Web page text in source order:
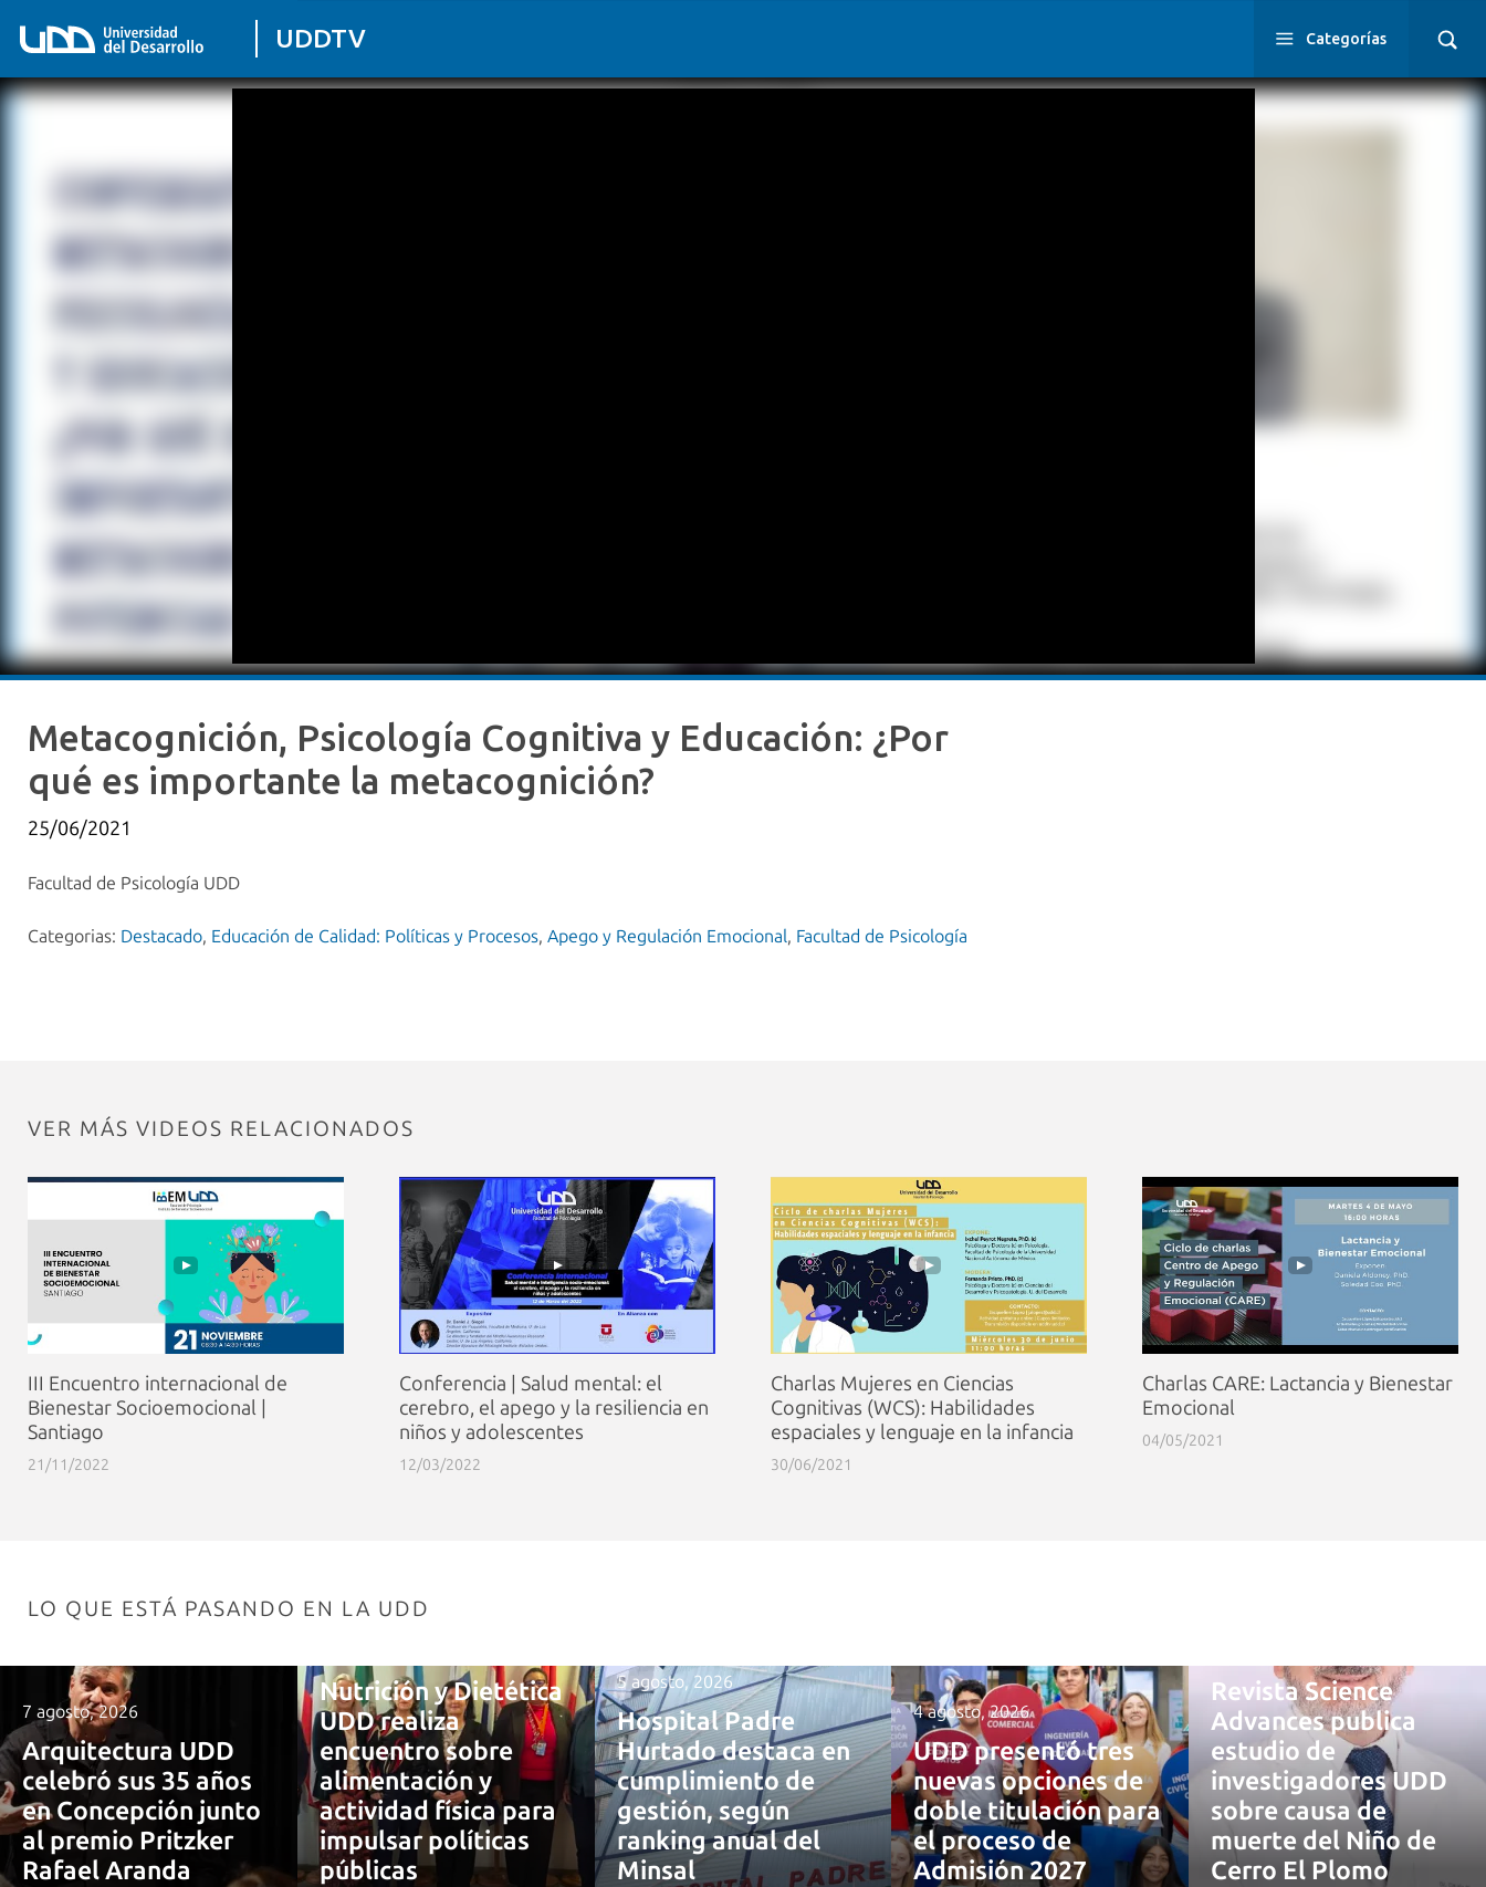
UDDTV Categorías
Metacognición, Psicología Cognitiva y Educación: ¿Por
qué es importante la metacognición?
25/06/2021
Facultad de Psicología UDD
Categorias: Destacado, Educación de Calidad: Políticas y Procesos, Apego y Regulación Emocional, Facultad de Psicología
VER MÁS VIDEOS RELACIONADOS
III Encuentro internacional de
Bienestar Socioemocional |
Santiago
21/11/2022
Conferencia | Salud mental: el
cerebro, el apego y la resiliencia en
niños y adolescentes
12/03/2022
Charlas Mujeres en Ciencias
Cognitivas (WCS): Habilidades
espaciales y lenguaje en la infancia
30/06/2021
Charlas CARE: Lactancia y Bienestar
Emocional
04/05/2021
LO QUE ESTÁ PASANDO EN LA UDD
7 agosto, 2026
Arquitectura UDD
celebró sus 35 años
en Concepción junto
al premio Pritzker
Rafael Aranda
Nutrición y Dietética
UDD realiza
encuentro sobre
alimentación y
actividad física para
impulsar políticas
públicas
5 agosto, 2026
Hospital Padre
Hurtado destaca en
cumplimiento de
gestión, según
ranking anual del
Minsal
4 agosto, 2026
UDD presentó tres
nuevas opciones de
doble titulación para
el proceso de
Admisión 2027
Revista Science
Advances publica
estudio de
investigadores UDD
sobre causa de
muerte del Niño de
Cerro El Plomo